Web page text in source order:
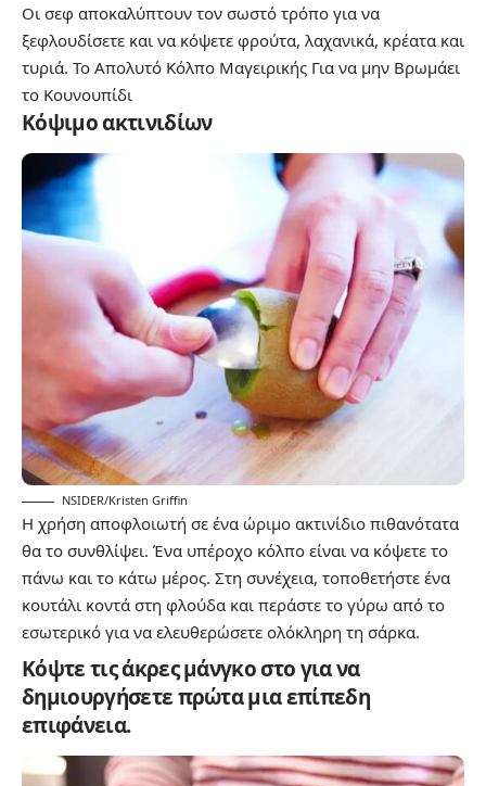
Οι σεφ αποκαλύπτουν τον σωστό τρόπο για να
ξεφλουδίσετε και να κόψετε φρούτα, λαχανικά, κρέατα και
τυριά. Το Απολυτό Κόλπο Μαγειρικής Για να μην Βρωμάει
το Κουνουπίδι
Κόψιμο ακτινιδίων
NSIDER/Kristen Griffin
Η χρήση αποφλοιωτή σε ένα ώριμο ακτινίδιο πιθανότατα
θα το συνθλίψει. Ένα υπέροχο κόλπο είναι να κόψετε το
πάνω και το κάτω μέρος. Στη συνέχεια, τοποθετήστε ένα
κουτάλι κοντά στη φλούδα και περάστε το γύρω από το
εσωτερικό για να ελευθερώσετε ολόκληρη τη σάρκα.
Κόψτε τις άκρες μάνγκο στο για να
δημιουργήσετε πρώτα μια επίπεδη
επιφάνεια.